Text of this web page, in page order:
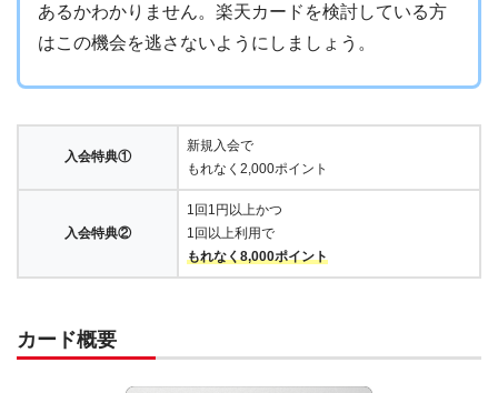
あるかわかりません。楽天カードを検討している方
はこの機会を逃さないようにしましょう。
入会特典①
新規入会で
もれなく2,000ポイント
入会特典②
1回1円以上かつ
1回以上利用で
もれなく8,000ポイント
カード概要